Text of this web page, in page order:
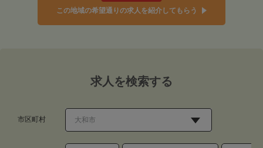
この地域の希望通りの求人を紹介してもらう
求人を検索する
市区町村